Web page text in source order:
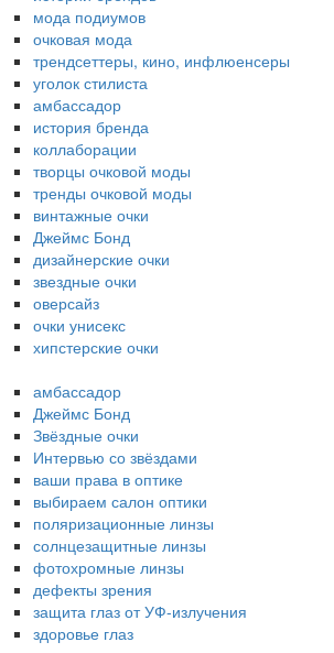
мода подиумов
очковая мода
трендсеттеры, кино, инфлюенсеры
уголок стилиста
амбассадор
история бренда
коллаборации
творцы очковой моды
тренды очковой моды
винтажные очки
Джеймс Бонд
дизайнерские очки
звездные очки
оверсайз
очки унисекс
хипстерские очки
амбассадор
Джеймс Бонд
Звёздные очки
Интервью со звёздами
ваши права в оптике
выбираем салон оптики
поляризационные линзы
солнцезащитные линзы
фотохромные линзы
дефекты зрения
защита глаз от УФ-излучения
здоровье глаз